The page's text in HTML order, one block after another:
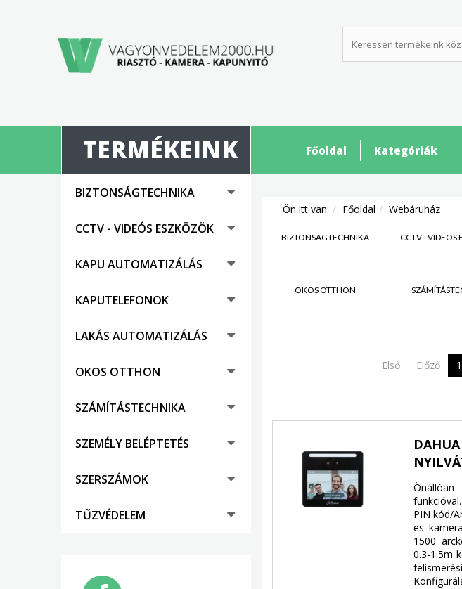
Főoldal Kategóriák
TERMÉKEINK
BIZTONSÁGTECHNIKA
CCTV - VIDEÓS ESZKÖZÖK
KAPU AUTOMATIZÁLÁS
KAPUTELEFONOK
LAKÁS AUTOMATIZÁLÁS
OKOS OTTHON
SZÁMÍTÁSTECHNIKA
SZEMÉLY BELÉPTETÉS
SZERSZÁMOK
TŰZVÉDELEM
Ön itt van: Főoldal Webáruház
BIZTONSÁGTECHNIKA CCTV - VIDEÓS
OKOS OTTHON
Első Előző 1
PIN kód/
es
1500
0.3-1.5m